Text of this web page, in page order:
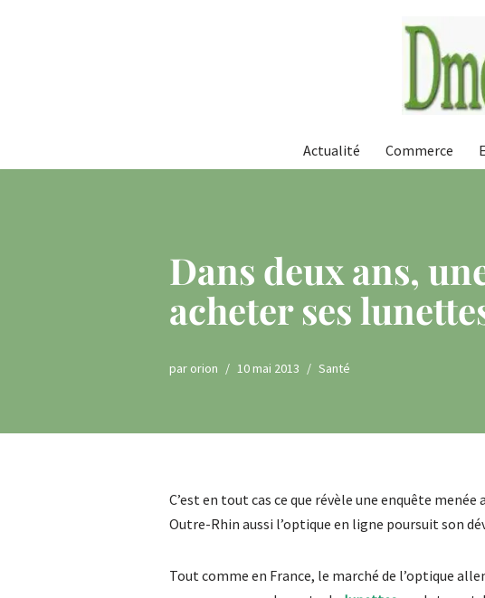
Actualité Commerce
Dans deux ans,
acheter ses
par orion 10 mai 2013 Santé
C’est en tout cas ce que révèle une enquête
Outre-Rhin aussi l’optique en ligne poursuit son
Tout comme en France, le marché de l’optique